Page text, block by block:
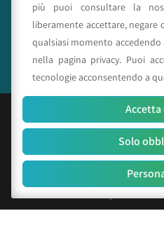
Seguici su
© Copyright 2025
C.F. e P.IVA
R.E.A. n.
Cap. Soc.
più puoi consultare la
liberamente accettare, negare
qualsiasi momento
nella pagina privacy. Puoi
tecnologie acconsentendo a
Solo